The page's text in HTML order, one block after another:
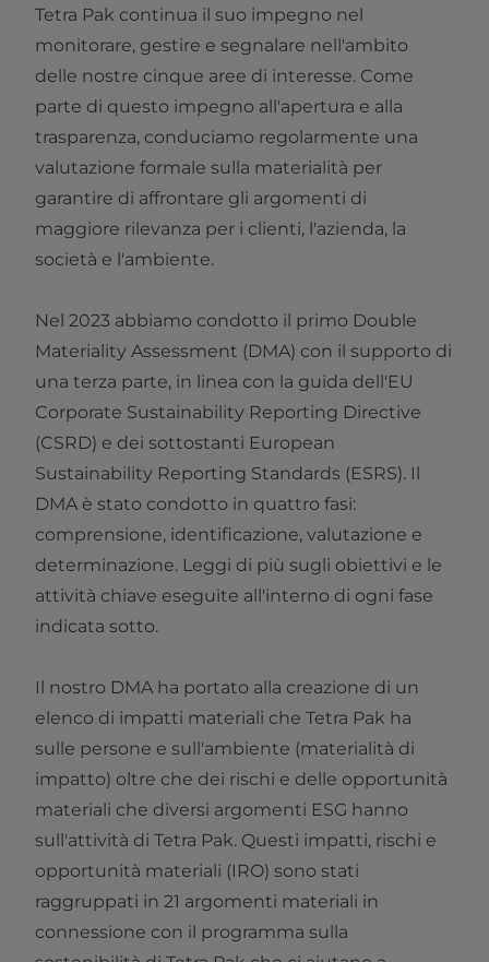
Tetra Pak continua il suo impegno nel
monitorare, gestire e segnalare nell'ambito
delle nostre cinque aree di interesse. Come
parte di questo impegno all'apertura e alla
trasparenza, conduciamo regolarmente una
valutazione formale sulla materialità per
garantire di affrontare gli argomenti di
maggiore rilevanza per i clienti, l'azienda, la
società e l'ambiente.
Nel 2023 abbiamo condotto il primo Double
Materiality Assessment (DMA) con il supporto di
una terza parte, in linea con la guida dell'EU
Corporate Sustainability Reporting Directive
(CSRD) e dei sottostanti European
Sustainability Reporting Standards (ESRS). Il
DMA è stato condotto in quattro fasi:
comprensione, identificazione, valutazione e
determinazione. Leggi di più sugli obiettivi e le
attività chiave eseguite all'interno di ogni fase
indicata sotto.
Il nostro DMA ha portato alla creazione di un
elenco di impatti materiali che Tetra Pak ha
sulle persone e sull'ambiente (materialità di
impatto) oltre che dei rischi e delle opportunità
materiali che diversi argomenti ESG hanno
sull'attività di Tetra Pak. Questi impatti, rischi e
opportunità materiali (IRO) sono stati
raggruppati in 21 argomenti materiali in
connessione con il programma sulla